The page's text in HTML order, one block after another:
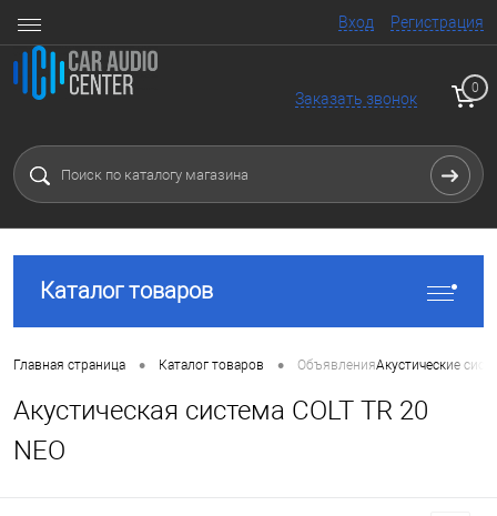
Вход Регистрация
Заказать звонок
0
Каталог товаров
Главная страница • Каталог товаров • ОбъявленияАкустические
Акустическая система COLT TR 20
NEO